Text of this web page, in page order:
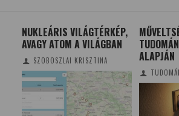
NUKLEÁRIS VILÁGTÉRKÉP,
AVAGY ATOM A VILÁGBAN
SZOBOSZLAI KRISZTINA
ALAPJÁN